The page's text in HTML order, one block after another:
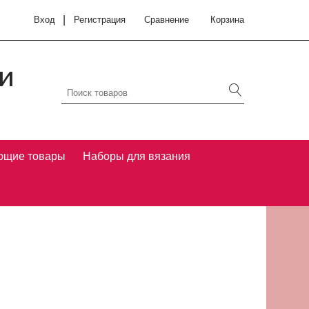
Вход Регистрация Сравнение Корзина
товары Наборы для вязания